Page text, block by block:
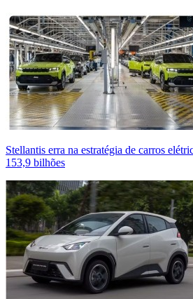
Stellantis erra na estratégia de carros
153,9 bilhões